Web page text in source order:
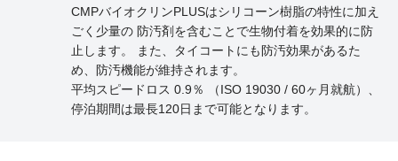
CMPバイオクリンPLUSはシリコーン樹脂の特性に加え
ごく少量の 防汚剤を含むことで生物付着を効果的に防
止します。 また、タイコートにも防汚効果があるた
め、防汚機能が維持されます。
平均スピードロス 0.9％ （ISO 19030 / 60ヶ月就航）、
停泊期間は最長120日まで可能となります。